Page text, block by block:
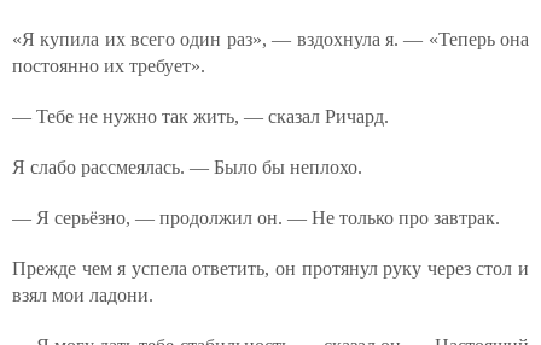
«Я купила их всего один раз», — вздохнула я. — «Теперь она
постоянно их требует».
— Тебе не нужно так жить, — сказал Ричард.
Я слабо рассмеялась. — Было бы неплохо.
— Я серьёзно, — продолжил он. — Не только про завтрак.
Прежде чем я успела ответить, он протянул руку через стол и
взял мои ладони.